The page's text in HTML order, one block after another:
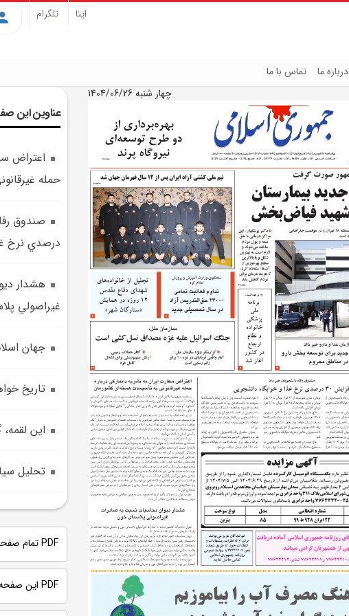
ایتا تلگرام
درباره ما تماس با ما
چهار شنبه 1404/06/26
عناوین این
اعتراض
حمله
درصدي نرخ
هشدار
غيراصولي
جهان
تاريخ
اين
تحلیل
PDF تمام صفحات
PDF این صفحه